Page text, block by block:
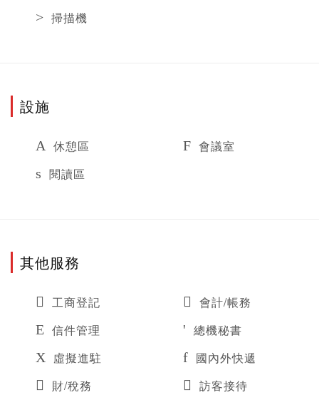
掃描機
設施
休憩區
會議室
閱讀區
其他服務
工商登記
會計/帳務
信件管理
總機秘書
虛擬進駐
國內外快遞
財/稅務
訪客接待